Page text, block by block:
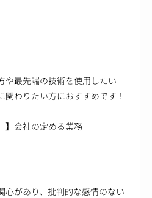
や最先端の技術を使用したい
わりたい方におすすめです！
】会社の定める業務
心があり、批判的な感情のない